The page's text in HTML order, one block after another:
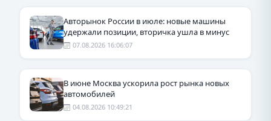
Авторынок России в июле: новые машины
удержали позиции, вторичка ушла в минус
07.08.2026 16:06:07
В июне Москва ускорила рост рынка новых
автомобилей
04.08.2026 10:49:21